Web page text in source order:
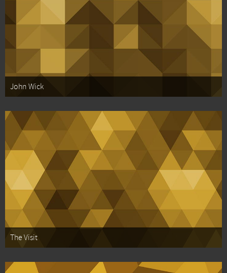
John Wick
The Visit